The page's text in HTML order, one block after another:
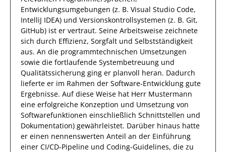
Entwicklungsumgebungen (z. B. Visual Studio Code,
IntelliJ IDEA) und Versionskontrollsystemen (z. B. Git,
GitHub) ist er vertraut. Seine Arbeitsweise zeichnete
sich durch Effizienz, Sorgfalt und Selbstständigkeit
aus. An die programmtechnischen Umsetzungen
sowie die fortlaufende Systembetreuung und
Qualitätssicherung ging er planvoll heran. Dadurch
lieferte er im Rahmen der Software-Entwicklung gute
Ergebnisse. Auf diese Weise hat Herr Mustermann
eine erfolgreiche Konzeption und Umsetzung von
Softwarefunktionen einschließlich Schnittstellen und
Dokumentation) gewährleistet. Darüber hinaus hatte
er einen nennenswerten Anteil an der Einführung
einer CI/CD‑Pipeline und Coding‑Guidelines, die zu